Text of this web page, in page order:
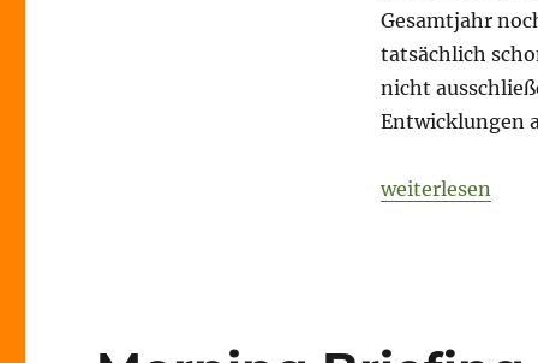
Gesamtjahr
tatsächlich
nicht
Entwicklungen
„Morning
weiterlesen